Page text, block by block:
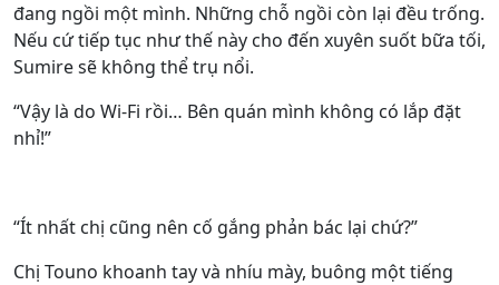
đang ngồi một mình. Những chỗ ngồi còn lại đều trống.
Nếu cứ tiếp tục như thế này cho đến xuyên suốt bữa tối,
Sumire sẽ không thể trụ nổi.
“Vậy là do Wi-Fi rồi… Bên quán mình không có lắp đặt
nhỉ!”
“Ít nhất chị cũng nên cố gắng phản bác lại chứ?”
Chị Touno khoanh tay và nhíu mày, buông một tiếng